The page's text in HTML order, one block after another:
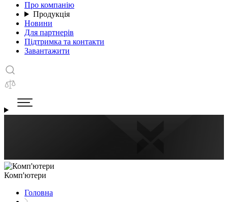
Про компанію
Продукція
Новини
Для партнерів
Підтримка та контакти
Завантажити
Комп'ютери
Головна